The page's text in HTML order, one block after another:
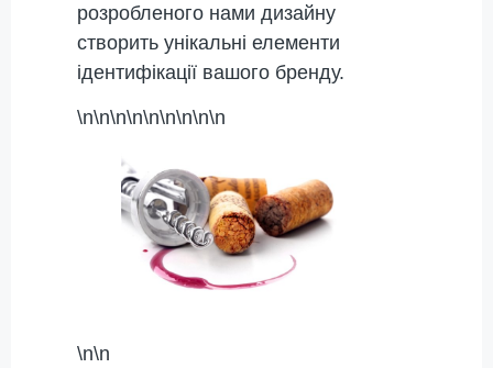
розробленого нами дизайну
створить унікальні елементи
ідентифікації вашого бренду.
\n\n\n\n\n\n\n\n\n
\n\n